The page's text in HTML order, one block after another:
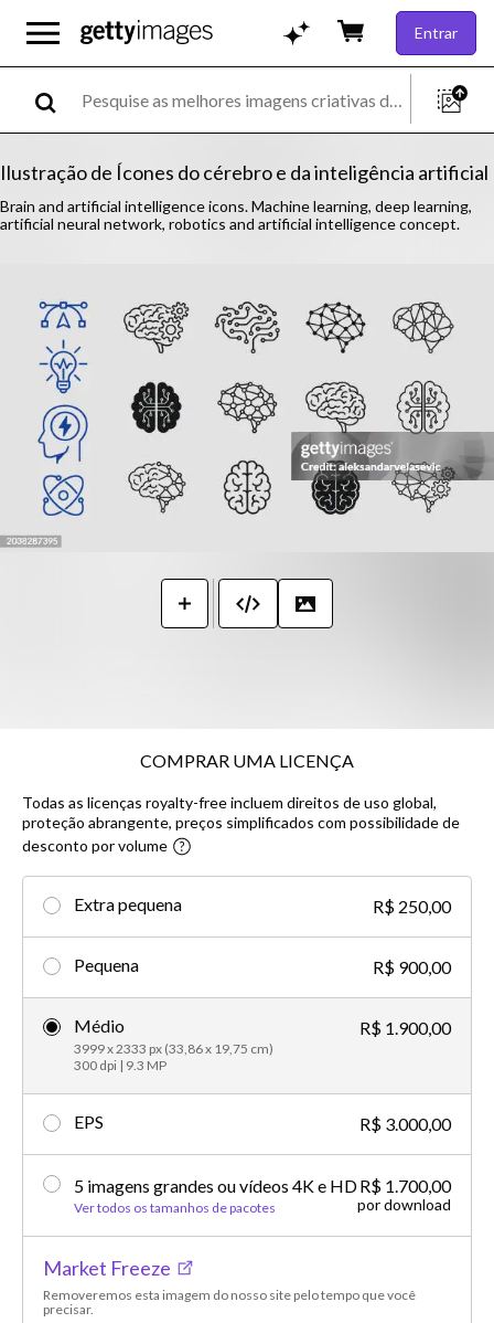
Entrar
Ilustração de Ícones do cérebro e da inteligência artificial
Brain and artificial intelligence icons. Machine learning, deep learning,
artificial neural network, robotics and artificial intelligence concept.
COMPRAR UMA LICENÇA
Todas as licenças royalty-free incluem direitos de uso global,
proteção abrangente, preços simplificados com possibilidade de
desconto por volume​
Extra pequena R$ 250,00
Pequena R$ 900,00
Médio
3999 x 2333 px (33,86 x 19,75 cm)
300 dpi | 9.3 MP
R$ 1.900,00
EPS R$ 3.000,00
5 imagens grandes ou vídeos 4K e HD
Ver todos os tamanhos de pacotes
R$ 1.700,00
por download
Market Freeze
Removeremos esta imagem do nosso site pelo tempo que você
precisar.